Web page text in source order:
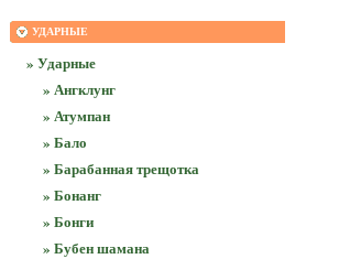
УДАРНЫЕ
» Ударные
» Ангклунг
» Атумпан
» Бало
» Барабанная трещотка
» Бонанг
» Бонги
» Бубен шамана